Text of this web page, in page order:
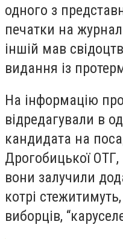
одного з
печатки на
іншій мав
видання із
На інформацію
відредагували в
кандидата на
Дрогобицької
вони залучили
котрі
виборців,